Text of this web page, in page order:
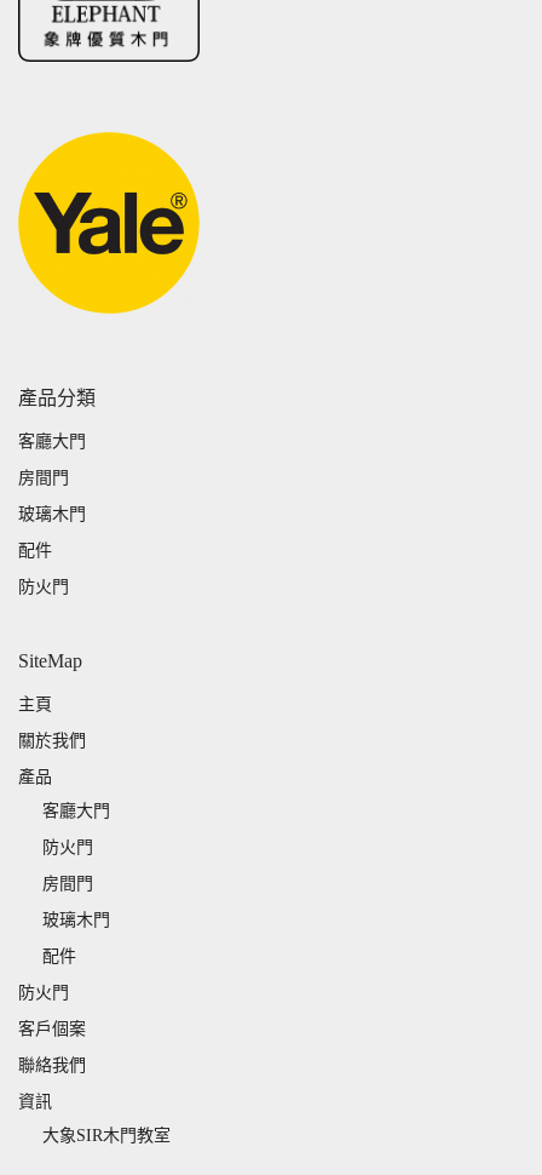
產品分類
客廳大門
房間門
玻璃木門
配件
防火門
SiteMap
主頁
關於我們
產品
客廳大門
防火門
房間門
玻璃木門
配件
防火門
客戶個案
聯絡我們
資訊
大象SIR木門教室